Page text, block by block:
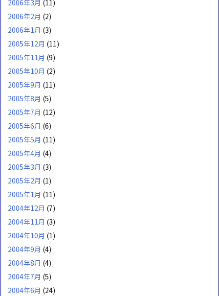
2006年3月 (11)
2006年2月 (2)
2006年1月 (3)
2005年12月 (11)
2005年11月 (9)
2005年10月 (2)
2005年9月 (11)
2005年8月 (5)
2005年7月 (12)
2005年6月 (6)
2005年5月 (11)
2005年4月 (4)
2005年3月 (3)
2005年2月 (1)
2005年1月 (11)
2004年12月 (7)
2004年11月 (3)
2004年10月 (1)
2004年9月 (4)
2004年8月 (4)
2004年7月 (5)
2004年6月 (24)